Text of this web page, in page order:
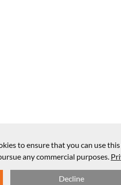
to ensure that you can use
any commercial purposes.
Decline